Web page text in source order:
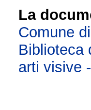
La
Comune
Biblioteca
arti visive